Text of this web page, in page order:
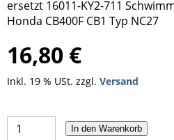
ersetzt 16011-KY2-711
Honda CB400F CB1 Typ NC27
16,80 €
Inkl. 19 % USt. zzgl. Versand
In den Warenkorb